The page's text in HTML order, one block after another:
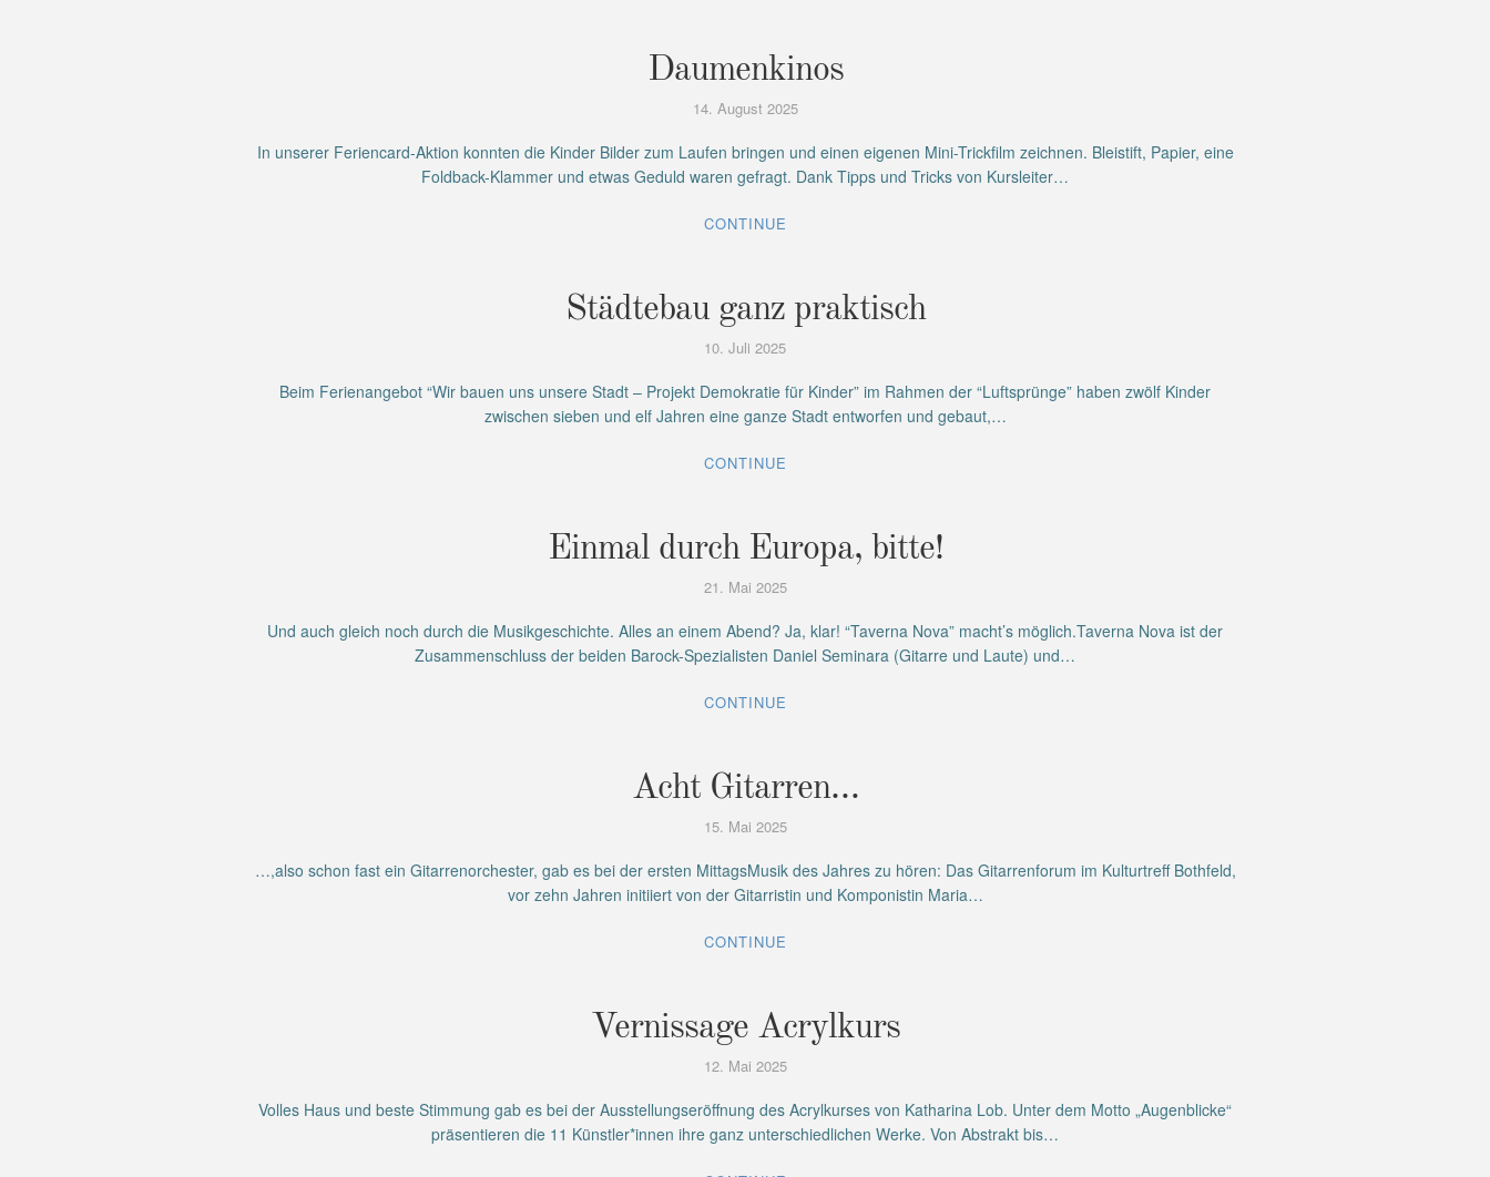
Daumenkinos
14. August 2025
In unserer Feriencard-Aktion konnten die Kinder Bilder zum Laufen bringen und einen eigenen Mini-Trickfilm zeichnen. Bleistift, Papier, eine
Foldback-Klammer und etwas Geduld waren gefragt. Dank Tipps und Tricks von Kursleiter…
CONTINUE
Städtebau ganz praktisch
10. Juli 2025
Beim Ferienangebot “Wir bauen uns unsere Stadt – Projekt Demokratie für Kinder” im Rahmen der “Luftsprünge” haben zwölf Kinder
zwischen sieben und elf Jahren eine ganze Stadt entworfen und gebaut,…
CONTINUE
Einmal durch Europa, bitte!
21. Mai 2025
Und auch gleich noch durch die Musikgeschichte. Alles an einem Abend? Ja, klar! “Taverna Nova” macht’s möglich.Taverna Nova ist der
Zusammenschluss der beiden Barock-Spezialisten Daniel Seminara (Gitarre und Laute) und…
CONTINUE
Acht Gitarren…
15. Mai 2025
…,also schon fast ein Gitarrenorchester, gab es bei der ersten MittagsMusik des Jahres zu hören: Das Gitarrenforum im Kulturtreff Bothfeld,
vor zehn Jahren initiiert von der Gitarristin und Komponistin Maria…
CONTINUE
Vernissage Acrylkurs
12. Mai 2025
Volles Haus und beste Stimmung gab es bei der Ausstellungseröffnung des Acrylkurses von Katharina Lob. Unter dem Motto „Augenblicke“
präsentieren die 11 Künstler*innen ihre ganz unterschiedlichen Werke. Von Abstrakt bis…